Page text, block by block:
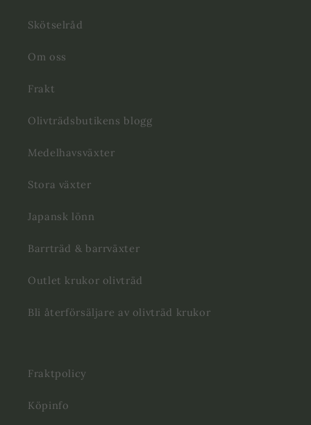
Skötselråd
Om oss
Frakt
Olivträdsbutikens blogg
Medelhavsväxter
Stora växter
Japansk lönn
Barrträd & barrväxter
Outlet krukor olivträd
Bli återförsäljare av olivträd krukor
Fraktpolicy
Köpinfo